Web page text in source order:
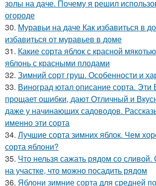
золы на даче. Почему я решил
огороде
30. Муравьи на даче Как избавиться в
избавиться от муравьев в доме
31. Какие сорта яблок с красной
яблонь с красными плодами
32. Зимний сорт груш. Особенности и
33. Виноград ютал описание сорта. Эти
прощает ошибки, дают Отличный и
даже у начинающих садоводов.
именно эти сорта
34. Лучшие сорта зимних яблок. Чем
сорта яблони?
35. Что нельзя сажать рядом со
на участке, что можно посадить рядом
36. Яблони зимние сорта для средней